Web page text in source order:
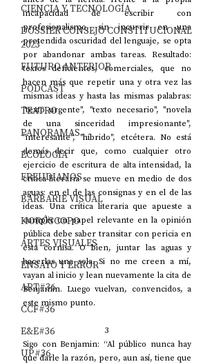
CIENCIA Y TECNOLOGÍA
DOSSIER CONSEJO CONSTITUCIONAL
2023
FUTURO ANTERIOR
PODCAST
TEATRO
PANORAMAS
ECOLOGÍA
FREUDIANOS
BARBARIE VISUAL
HORÓSCOPO
ARTES VISUALES
ENSAYO Y ERROR
ART#36
CCF#36
E&E#36
UP#36
incapacidad de escribir con
profesionalismo, sin incurrir en una
pretendida oscuridad del lenguaje, se opta
por abandonar ambas tareas. Resultado:
textos deficientes, comerciales, que no
hacen más que repetir una y otra vez las
mismas ideas y hasta las mismas palabras:
"texto urgente", "texto necesario", "novela
de una sinceridad impresionante",
"interesante", "híbrido", etcétera. No está
demás decir que, como cualquier otro
ejercicio de escritura de alta intensidad, la
crítica literaria se mueve en medio de dos
aguas: en el de las consignas y en el de las
ideas. Una crítica literaria que apueste a
cumplir un papel relevante en la opinión
pública debe saber transitar con pericia en
esta cornisa. O bien, juntar las aguas y
hacerlas una sola. Si no me creen a mí,
vayan al inicio y lean nuevamente la cita de
Benjamin. Luego vuelvan, convencidos, a
este mismo punto.
3
Sigo con Benjamin: “Al público nunca hay
que darle la razón, pero, aun así, tiene que